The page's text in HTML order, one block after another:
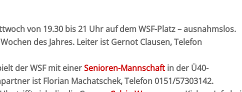
von 19.30 bis 21 Uhr auf dem WSF-Platz – ausnahmslos.
des Jahres. Leiter ist Gernot Clausen, Telefon
der WSF mit einerSenioren-Mannschaft in der Ü40-
ist Florian Machatschek, Telefon 0151/57303142.